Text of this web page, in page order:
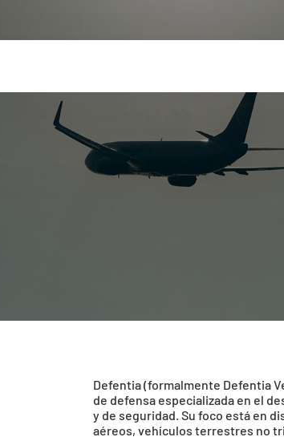
Defentia (formalmente Defentia
de defensa especializada en el
y de seguridad. Su foco está en
aéreos, vehículos terrestres no